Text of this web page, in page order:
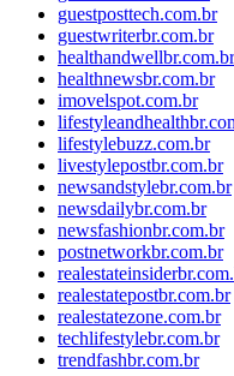
guestposttech.com.br
guestwriterbr.com.br
healthandwellbr.com.br
healthnewsbr.com.br
imovelspot.com.br
lifestylebuzz.com.br
livestylepostbr.com.br
newsandstylebr.com.br
newsdailybr.com.br
newsfashionbr.com.br
postnetworkbr.com.br
realestatepostbr.com.br
realestatezone.com.br
techlifestylebr.com.br
trendfashbr.com.br